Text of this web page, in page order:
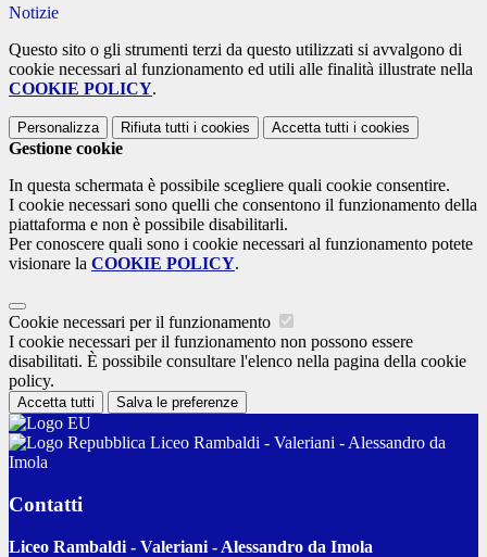
Notizie
Questo sito o gli strumenti terzi da questo utilizzati si avvalgono di
cookie necessari al funzionamento ed utili alle finalità illustrate nella
COOKIE POLICY.
Personalizza Rifiuta tutti i cookies Accetta tutti i cookies
Gestione cookie
In questa schermata è possibile scegliere quali cookie consentire.
I cookie necessari sono quelli che consentono il funzionamento della
piattaforma e non è possibile disabilitarli.
Per conoscere quali sono i cookie necessari al funzionamento potete
visionare la COOKIE POLICY.
Cookie necessari per il funzionamento
I cookie necessari per il funzionamento non possono essere
disabilitati. È possibile consultare l'elenco nella pagina della cookie
policy.
Accetta tutti Salva le preferenze
Liceo Rambaldi - Valeriani - Alessandro da
Imola
Contatti
Liceo Rambaldi - Valeriani - Alessandro da Imola